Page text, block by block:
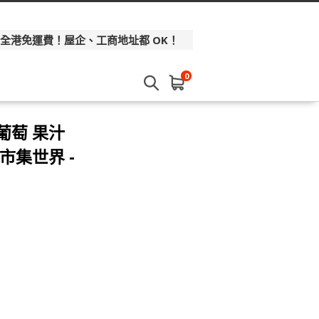
港免運費！屋企、工商地址都 OK！
0
萄 果汁
集世界 -